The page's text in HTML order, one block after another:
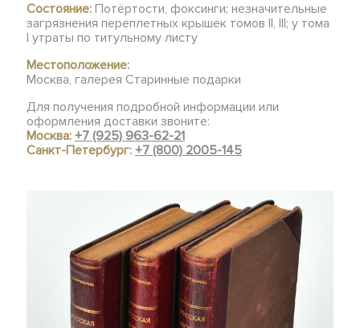
Состояние: Потёртости, фоксинги; незначительные
загрязнения переплетных крышек томов II, III; у тома
I утраты по титульному листу
Местоположение:
Москва, галерея Старинные подарки
Для получения подробной информации или
оформления доставки звоните:
Москва:+7 (925) 963-62-21
Санкт-Петербург:+7 (800) 2005-145